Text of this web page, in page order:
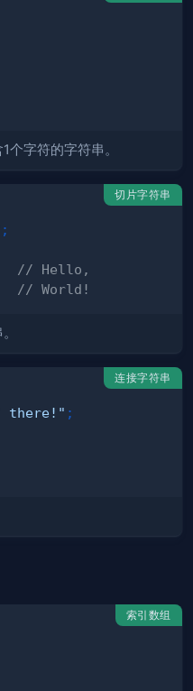
个字符的字符串。
切片字符串
;
// Hello,
// World!
连接字符串
there!" ;
索引数组